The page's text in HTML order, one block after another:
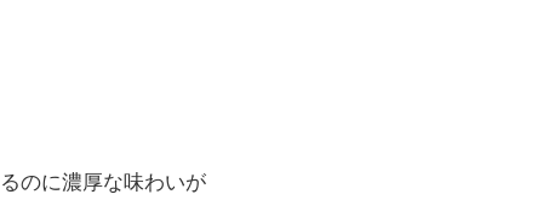
のに濃厚な味わいが